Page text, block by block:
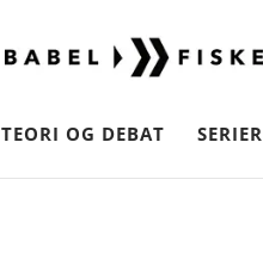
TEORI OG DEBAT SERIER